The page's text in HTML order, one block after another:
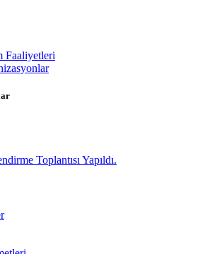
Faaliyetleri
Toplantısı Yapıldı.